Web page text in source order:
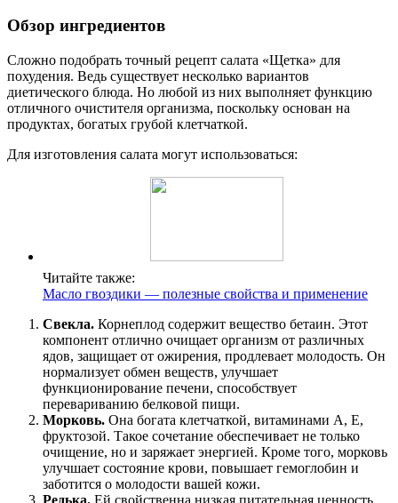
Обзор ингредиентов
Сложно подобрать точный рецепт салата «Щетка» для
похудения. Ведь существует несколько вариантов
диетического блюда. Но любой из них выполняет функцию
отличного очистителя организма, поскольку основан на
продуктах, богатых грубой клетчаткой.
Для изготовления салата могут использоваться:
Читайте также:
Масло гвоздики — полезные свойства и применение
Свекла. Корнеплод содержит вещество бетаин. Этот
компонент отлично очищает организм от различных
ядов, защищает от ожирения, продлевает молодость. Он
нормализует обмен веществ, улучшает
функционирование печени, способствует
перевариванию белковой пищи.
Морковь. Она богата клетчаткой, витаминами А, Е,
фруктозой. Такое сочетание обеспечивает не только
очищение, но и заряжает энергией. Кроме того, морковь
улучшает состояние крови, повышает гемоглобин и
заботится о молодости вашей кожи.
Редька. Ей свойственна низкая питательная ценность.